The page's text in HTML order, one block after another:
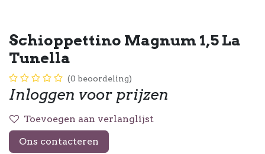
Schioppettino Magnum 1,5 La
Tunella
(0 beoordeling)
Inloggen voor prijzen
Toevoegen aan verlanglijst
Ons contacteren